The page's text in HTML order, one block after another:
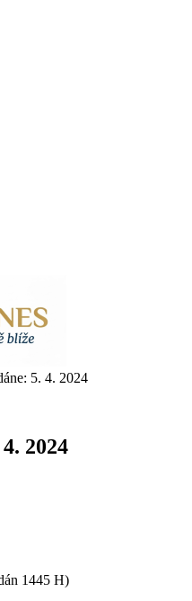
5. 4. 2024
2024
1445 H)